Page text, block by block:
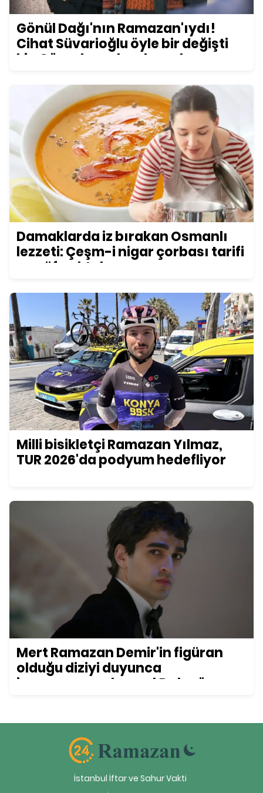
Gönül Dağı'nın Ramazan'ıydı!
Cihat Süvarioğlu öyle bir değişti
ki... Görenler şoke oluyor!
Damaklarda iz bırakan Osmanlı
lezzeti: Çeşm-i nigar çorbası tarifi
ve püf noktaları
Milli bisikletçi Ramazan Yılmaz,
TUR 2026'da podyum hedefliyor
Mert Ramazan Demir'in figüran
olduğu diziyi duyunca
inanamayacaksınız! Daha önce
İstanbul İftar ve Sahur Vakti